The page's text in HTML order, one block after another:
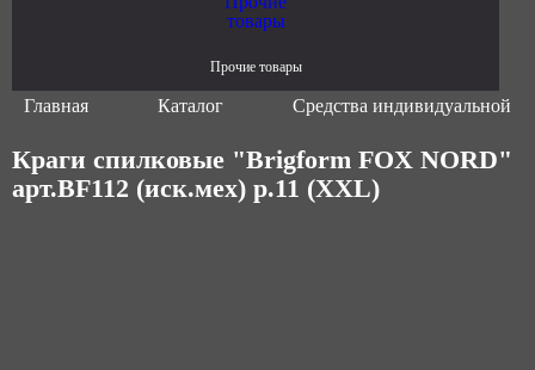
Прочие товары
Главная Каталог Средства индивидуальной
Краги спилковые "Brigform FOX NORD"
арт.BF112 (иск.мех) р.11 (XXL)